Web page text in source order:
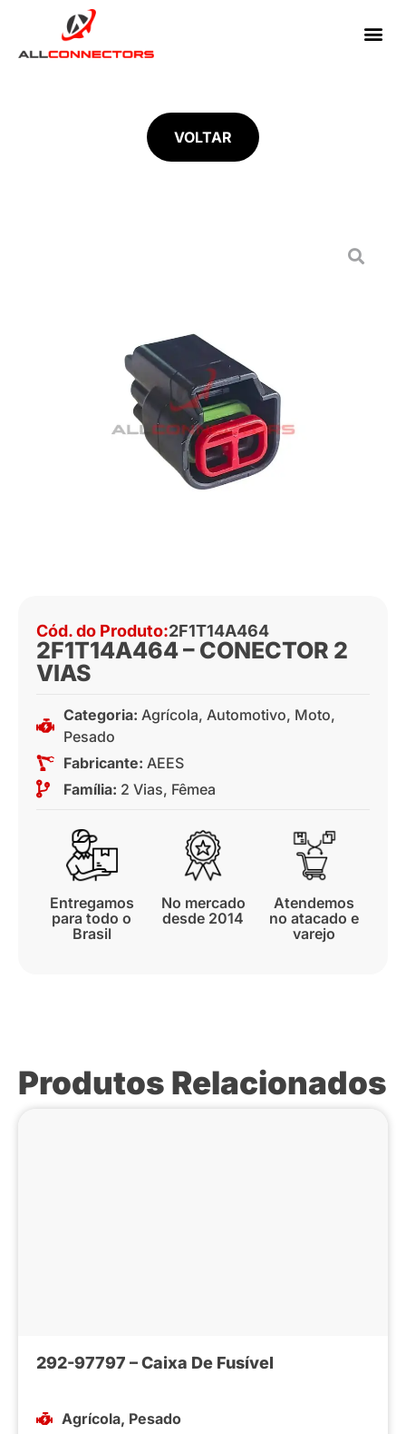
VOLTAR
Cód. do Produto:2F1T14A464
2F1T14A464 – CONECTOR 2
VIAS
Categoria: Agrícola, Automotivo, Moto,
Pesado
Fabricante: AEES
Família: 2 Vias, Fêmea
Entregamos
para todo o
Brasil
No mercado
desde 2014
Atendemos
no atacado e
varejo
Produtos Relacionados
292-97797 – Caixa De Fusível
Agrícola, Pesado